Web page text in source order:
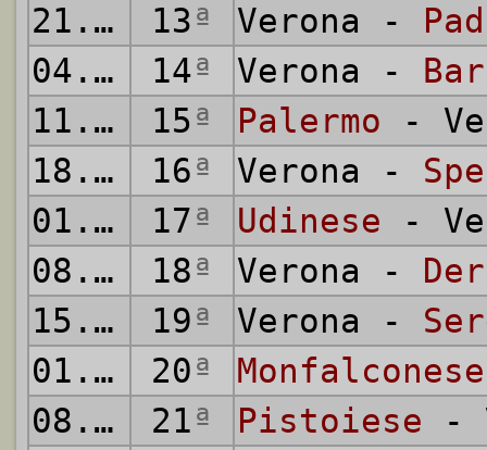
21.12.
1930
13ª Verona -
04.01.
1931
14ª Verona -
11.01.
1931
15ª Palermo -
18.01.
1931
16ª Verona -
01.02.
1931
17ª Udinese -
08.02.
1931
18ª Verona -
15.02.
1931
19ª Verona -
01.03.
1931
20ª Monfalconese
08.03.
1931
21ª Pistoiese -